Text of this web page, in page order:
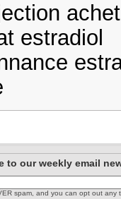
estradiol
to our weekly email
spam, and you can opt out any